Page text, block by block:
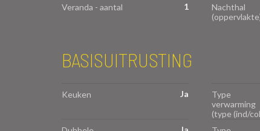
Veranda - aantal 1
Nachthal
BASISUITRUSTING
Keuken Ja
Type
verwarming
(type (ind/